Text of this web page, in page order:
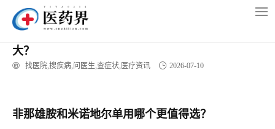
首页>快讯
大？
找医院,搜疾病,问医生,查症状,医疗资讯 2026-07-10
非那雄胺和米诺地尔单用哪个更值得选？